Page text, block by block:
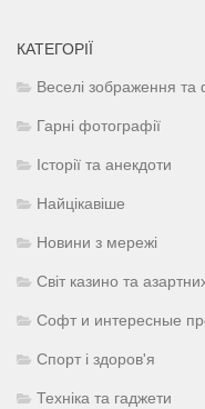
КАТЕГОРІЇ
Веселі зображення та
Гарні фотографії
Історії та анекдоти
Найцікавіше
Новини з мережі
Світ казино та
Софт и интересные
Спорт і здоров'я
Техніка та гаджети